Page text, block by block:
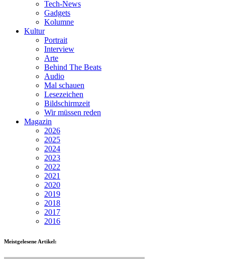
Tech-News
Gadgets
Kolumne
Kultur
Portrait
Interview
Arte
Behind The Beats
Audio
Mal schauen
Lesezeichen
Bildschirmzeit
Wir müssen reden
Magazin
2026
2025
2024
2023
2022
2021
2020
2019
2018
2017
2016
Meistgelesene Artikel: